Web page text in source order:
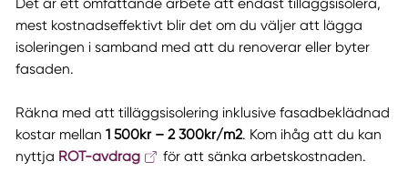
Det är ett omfattande arbete att endast tilläggsisolera,
mest kostnadseffektivt blir det om du väljer att lägga
isoleringen i samband med att du renoverar eller byter
fasaden.
Räkna med att tilläggsisolering inklusive fasadbeklädnad
kostar mellan 1 500kr – 2 300kr/m2. Kom ihåg att du kan
nyttja ROT-avdrag för att sänka arbetskostnaden.